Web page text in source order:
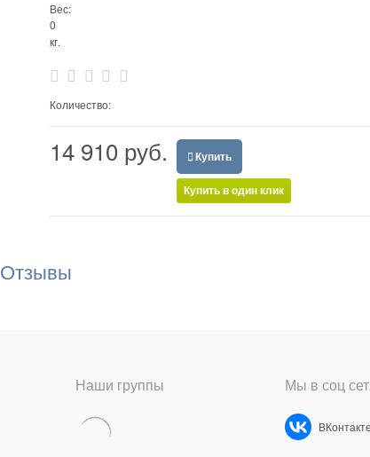
Вес:
0
кг.
Количество:
14 910 руб. Купить
Купить в один клик
Отзывы
Наши группы Мы в соц